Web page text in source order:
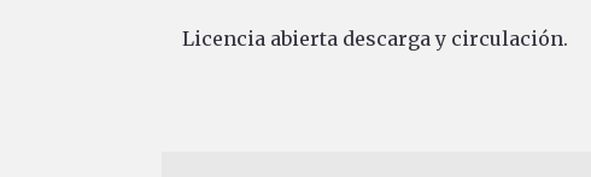
Licencia abierta descarga y circulación.